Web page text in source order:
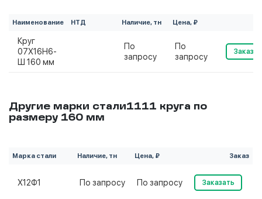
Наименование НТД Наличие, тн Цена, ₽
Круг
07Х16Н6-
Ш 160 мм
По
запросу
По
запросу
Другие марки стали1111 круга по
размеру 160 мм
Марка стали Наличие, тн Цена, ₽ Заказ
Х12Ф1 По запросу По запросу Заказать